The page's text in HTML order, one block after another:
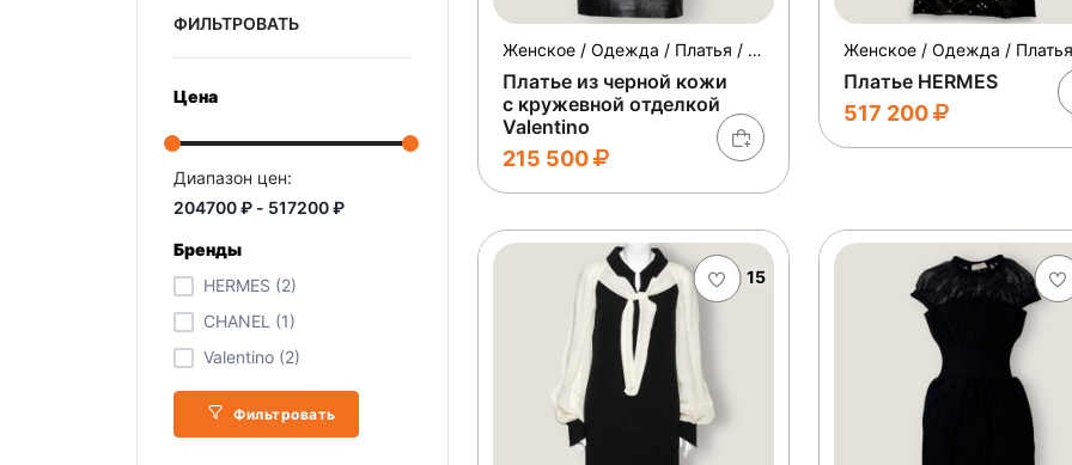
Женское / Одежда / Платья / Коктейльные
Платье из черной кожи
с кружевной отделкой
Valentino
215 500
Платье HERMES
517 200
15
ФИЛЬТРОВАТЬ
Цена
Диапазон цен:
Бренды
HERMES (2)
CHANEL (1)
Valentino (2)
Фильтровать